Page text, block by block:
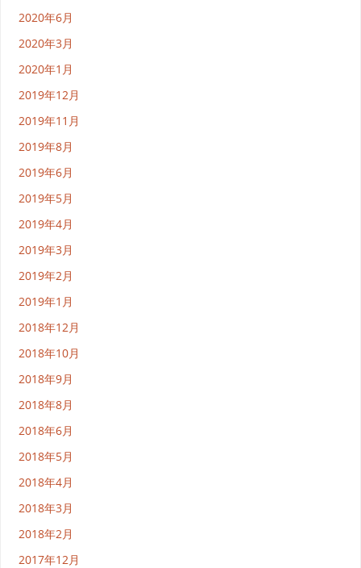
2020年6月
2020年3月
2020年1月
2019年12月
2019年11月
2019年8月
2019年6月
2019年5月
2019年4月
2019年3月
2019年2月
2019年1月
2018年12月
2018年10月
2018年9月
2018年8月
2018年6月
2018年5月
2018年4月
2018年3月
2018年2月
2017年12月